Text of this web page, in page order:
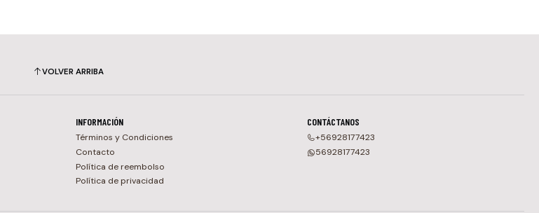
VOLVER ARRIBA
INFORMACIÓN
Términos y Condiciones
Contacto
Política de reembolso
Política de privacidad
CONTÁCTANOS
+56928177423
56928177423